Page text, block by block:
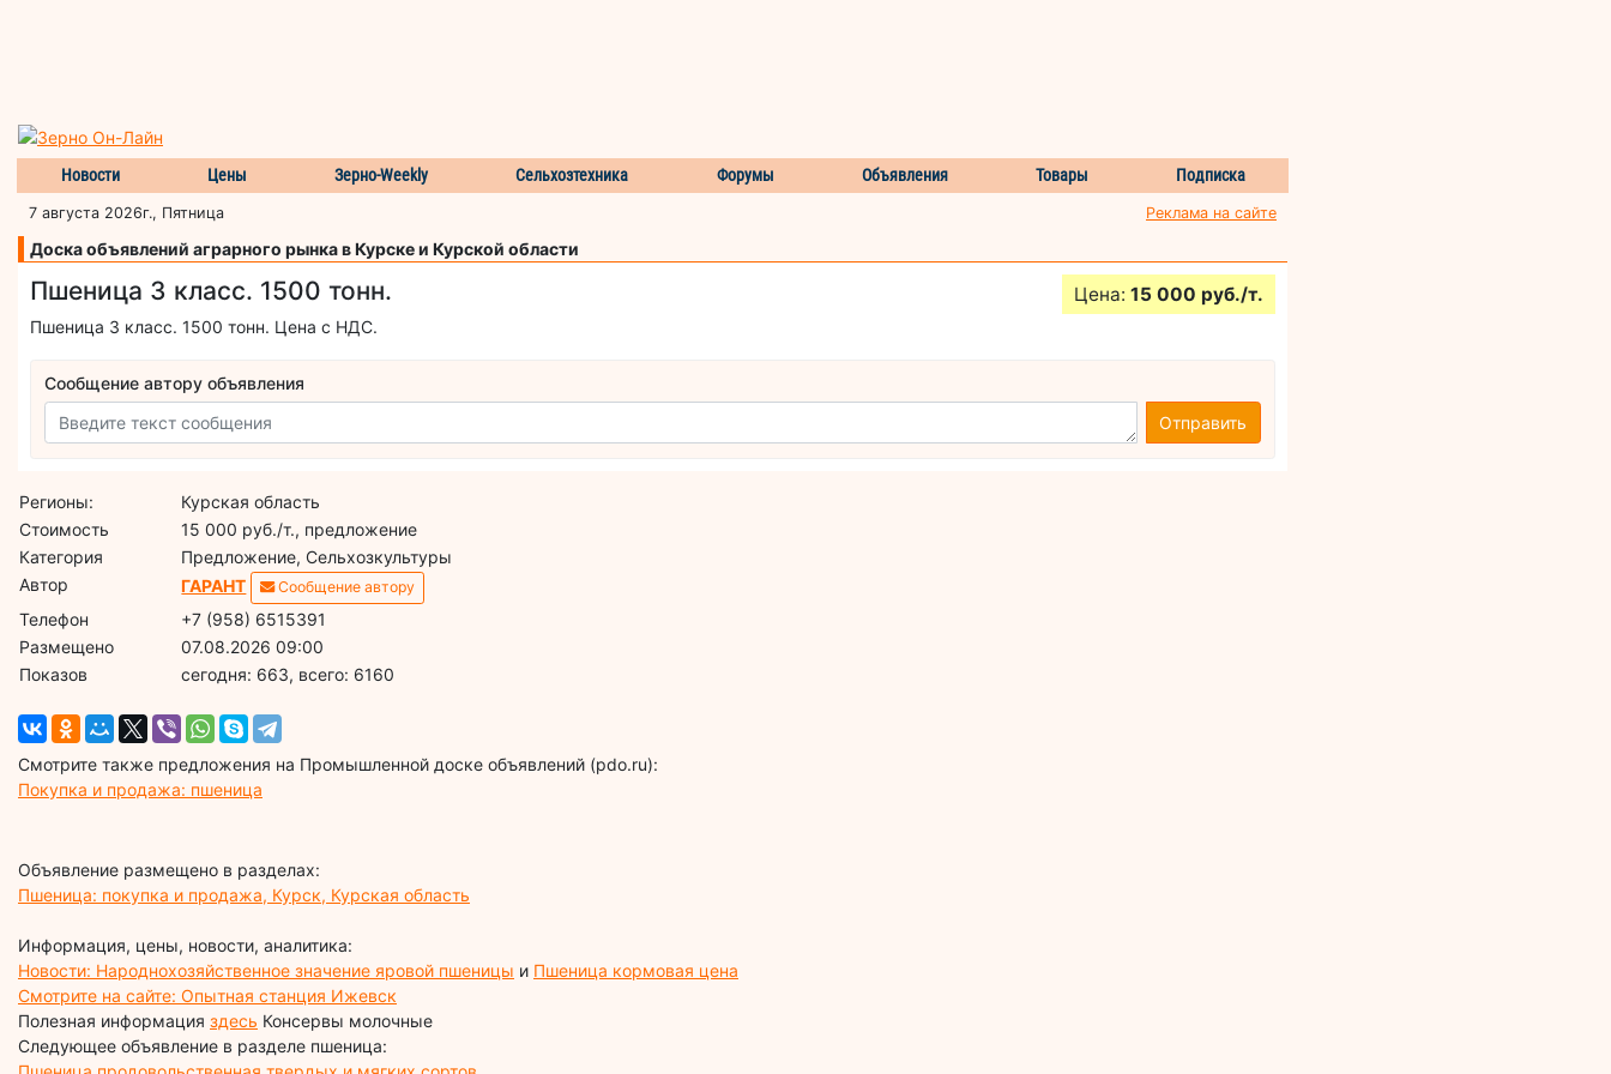
Новости Цены Зерно-Weekly Сельхозтехника Форумы Объявления Товары Подписка
7 августа 2026г., Пятница Реклама на сайте
Доска объявлений аграрного рынка в Курске и Курской области
Пшеница 3 класс. 1500 тонн. Цена: 15 000 руб./т.
Пшеница 3 класс. 1500 тонн. Цена с НДС.
Сообщение автору объявления
Отправить
Регионы:
Курская область
Стоимость
15 000 руб./т., предложение
Категория
Предложение, Сельхозкультуры
Автор
ГАРАНТ Сообщение автору
Телефон
+7 (958) 6515391
Размещено
07.08.2026 09:00
Показов
cегодня: 663, всего: 6160
Смотрите также предложения на Промышленной доске объявлений (pdo.ru):
Покупка и продажа: пшеница
Объявление размещено в разделах:
Пшеница: покупка и продажа, Курск, Курская область
Информация, цены, новости, аналитика:
Новости: Народнохозяйственное значение яровой пшеницы и Пшеница кормовая цена
Смотрите на сайте: Опытная станция Ижевск
Полезная информация здесь Консервы молочные
Следующее объявление в разделе пшеница: